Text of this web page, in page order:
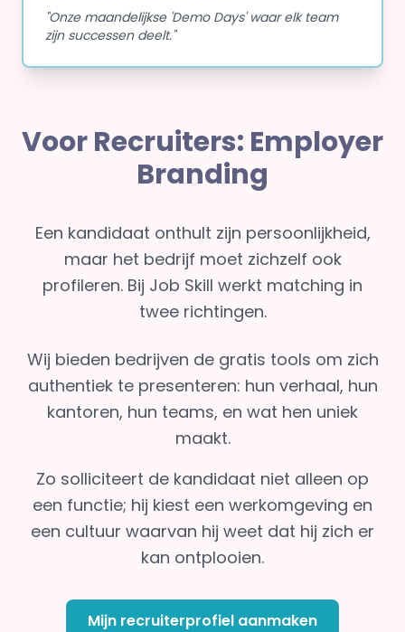
"Onze maandelijkse 'Demo Days' waar elk team
zijn successen deelt."
Voor Recruiters: Employer
Branding
Een kandidaat onthult zijn persoonlijkheid,
maar het bedrijf moet zichzelf ook
profileren. Bij Job Skill werkt matching in
twee richtingen.
Wij bieden bedrijven de gratis tools om zich
authentiek te presenteren: hun verhaal, hun
kantoren, hun teams, en wat hen uniek
maakt.
Zo solliciteert de kandidaat niet alleen op
een functie; hij kiest een werkomgeving en
een cultuur waarvan hij weet dat hij zich er
kan ontplooien.
Mijn recruiterprofiel aanmaken